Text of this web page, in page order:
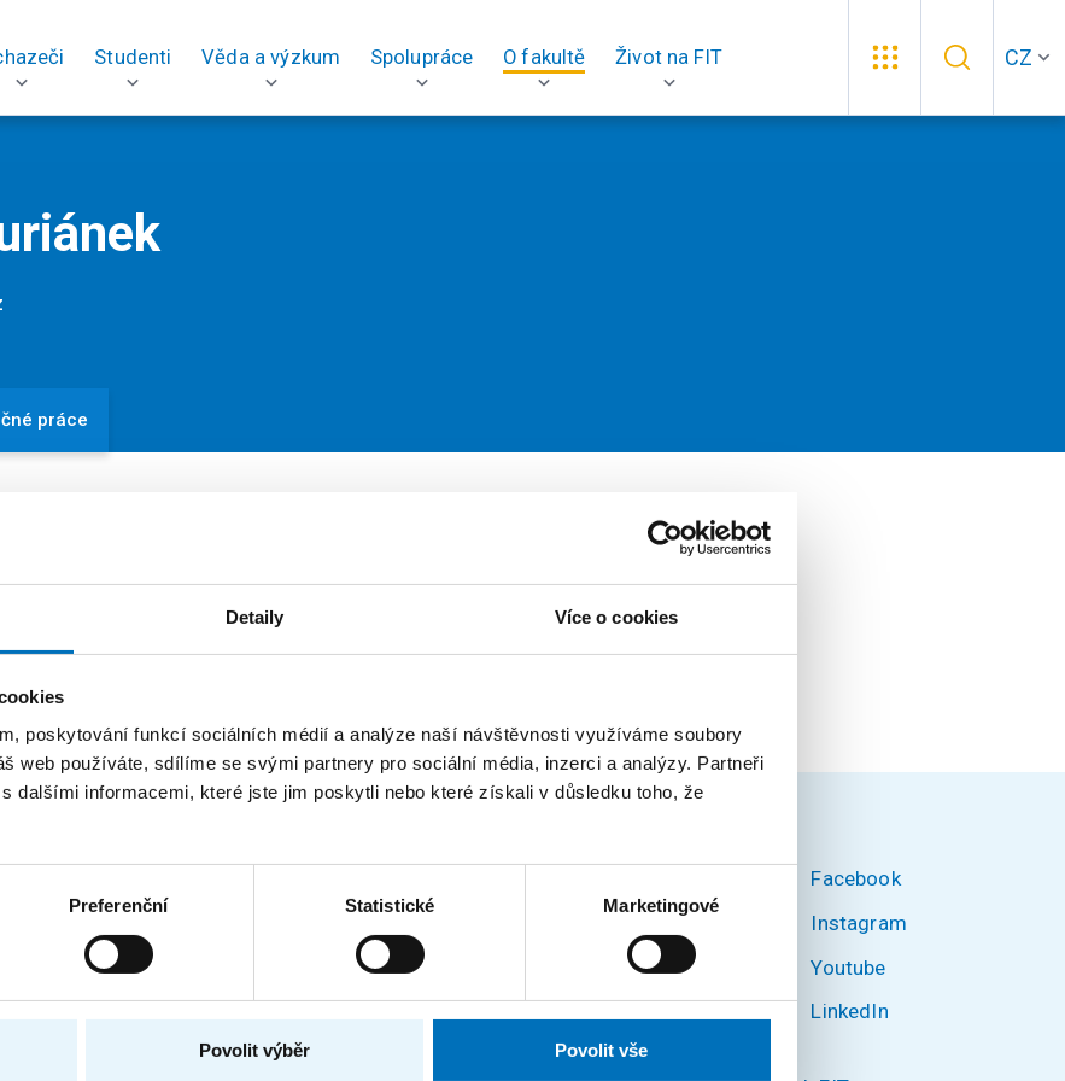
Detaily Více o cookies
poskytování funkcí sociálních médií a analýze naší návštěvnosti využíváme soubory
web používáte, sdílíme se svými partnery pro sociální média, inzerci a analýzy. Partneři
dalšími informacemi, které jste jim poskytli nebo které získali v důsledku toho, že
Preferenční Statistické Marketingové
Povolit výběr Povolit vše
Studenti Věda a výzkum Spolupráce O fakultě Život na FIT CZ
práce
Katedra softwarového inženýrství
Katedra softwarového inženýrství
IČO: 68407700
DIČ: CZ68407700
České vysoké učení technické v
Praze
Jugoslávských partyzánů 1580/3,
Facebook
Instagram
Youtube
LinkedIn